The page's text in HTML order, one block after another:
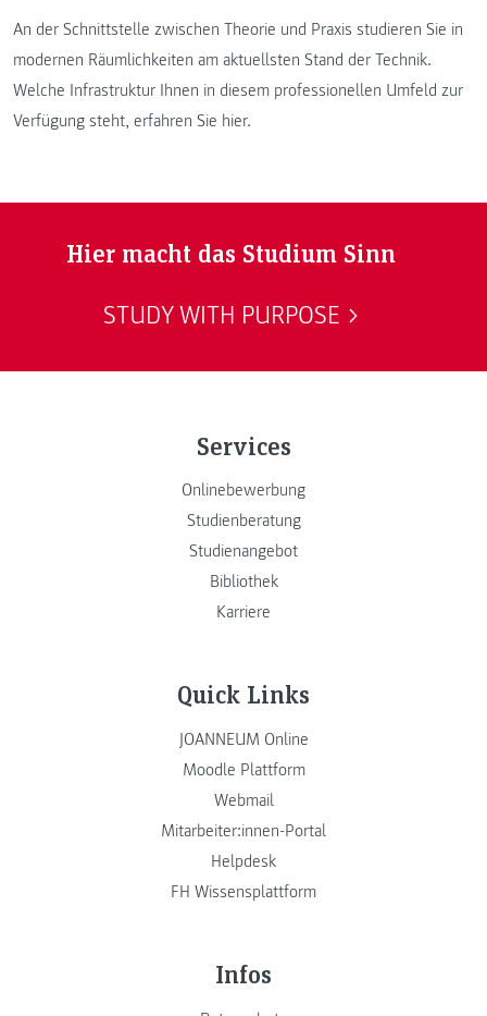
An der Schnittstelle zwischen Theorie und Praxis studieren Sie in
modernen Räumlichkeiten am aktuellsten Stand der Technik.
Welche Infrastruktur Ihnen in diesem professionellen Umfeld zur
Verfügung steht, erfahren Sie hier.
Hier macht das Studium Sinn
STUDY WITH PURPOSE
Services
Onlinebewerbung
Studienberatung
Studienangebot
Bibliothek
Karriere
Quick Links
JOANNEUM Online
Moodle Plattform
Webmail
Mitarbeiter:innen-Portal
Helpdesk
FH Wissensplattform
Infos